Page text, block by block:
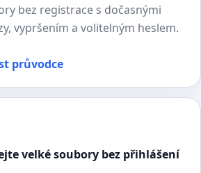
bez registrace s dočasnými
vypršením a volitelným heslem.
průvodce
velké soubory bez přihlášení